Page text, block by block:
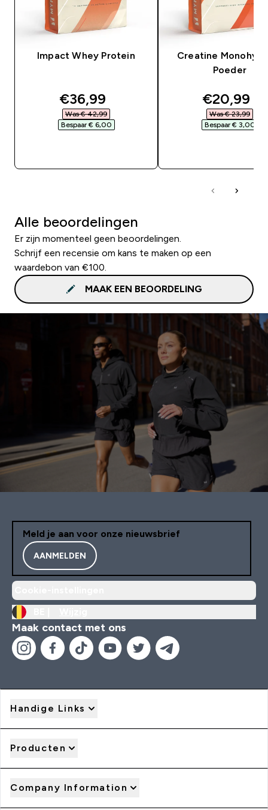
Impact Whey Protein
discounted price
€36,99‎
Was € 42,99‎
Bespaar € 6,00‎
Creatine
Poeder
€20,99‎
Was € 23,99‎
Bespaar € 3,00‎
Alle beoordelingen
Er zijn momenteel geen beoordelingen.
Schrijf een recensie om kans te maken op een
waardebon van €100.
MAAK EEN BEOORDELING
Meld je aan voor onze nieuwsbrief
AANMELDEN
Maak contact met ons
Handige Links
Producten
Company Information